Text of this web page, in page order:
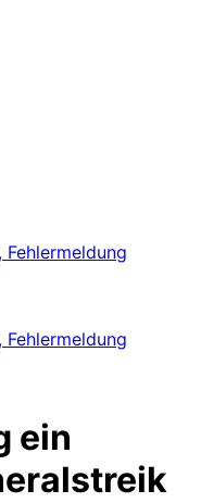
Fehlermeldung
Fehlermeldung
ein